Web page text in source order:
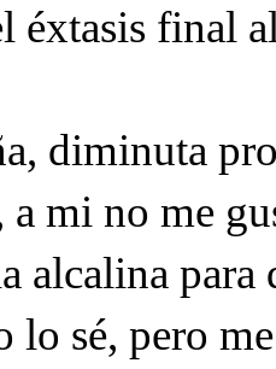
éxtasis final
diminuta
a mi no me
alcalina
lo sé, pero